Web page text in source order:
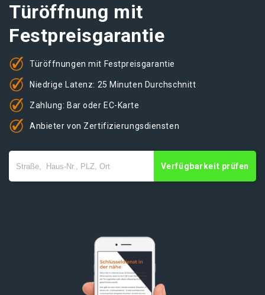
Türöffnung mit
Festpreisgarantie
Türöffnungen mit Festpreisgarantie
Niedrige Latenz: 25 Minuten Durchschnitt
Zahlung: Bar oder EC-Karte
Anbieter von Zertifizierungsdiensten
Verfügbarkeit prüfen